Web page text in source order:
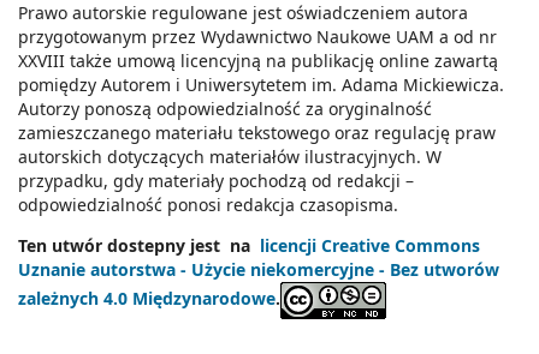
Prawo autorskie regulowane jest oświadczeniem autora
przygotowanym przez Wydawnictwo Naukowe UAM a od nr
XXVIII także umową licencyjną na publikację online zawartą
pomiędzy Autorem i Uniwersytetem im. Adama Mickiewicza.
Autorzy ponoszą odpowiedzialność za oryginalność
zamieszczanego materiału tekstowego oraz regulację praw
autorskich dotyczących materiałów ilustracyjnych. W
przypadku, gdy materiały pochodzą od redakcji –
odpowiedzialność ponosi redakcja czasopisma.
Ten utwór dostepny jest na licencji Creative Commons
Uznanie autorstwa - Użycie niekomercyjne - Bez utworów
zależnych 4.0 Międzynarodowe.